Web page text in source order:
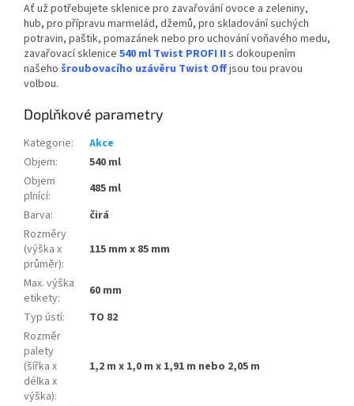
Ať už potřebujete sklenice pro zavařování ovoce a zeleniny,
hub, pro přípravu marmelád, džemů, pro skladování suchých
potravin, paštik, pomazánek nebo pro uchování voňavého medu,
zavařovací sklenice 540 ml Twist PROFI II s dokoupením
našeho šroubovacího uzávěru Twist Offjsou tou pravou
volbou.
Doplňkové parametry
Kategorie:
Akce
Objem:
540 ml
Objem
plnící:
485 ml
Barva:
čirá
Rozměry
(výška x
průměr):
115 mm x 85 mm
Max. výška
etikety:
60 mm
Typ ústí:
TO 82
Rozměr
palety
(šířka x
délka x
výška):
1,2 m x 1,0 m x 1,91 m nebo 2,05 m